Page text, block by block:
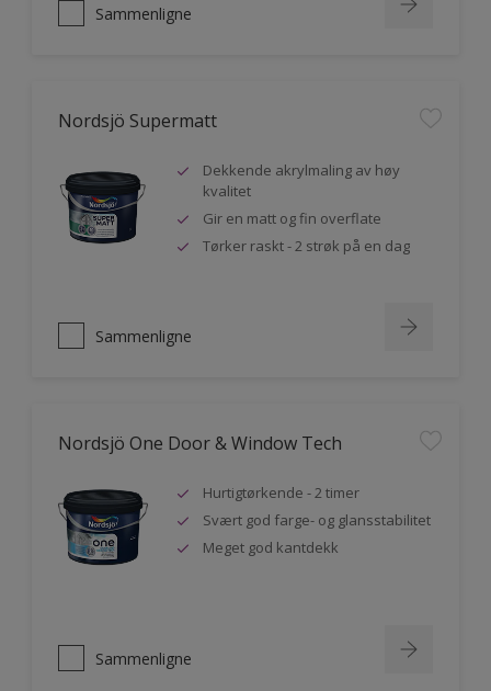
Sammenligne
Nordsjö Supermatt
Dekkende akrylmaling av høy
kvalitet
Gir en matt og fin overflate
Tørker raskt - 2 strøk på en dag
Sammenligne
Nordsjö One Door & Window Tech
Hurtigtørkende - 2 timer
Svært god farge- og glansstabilitet
Meget god kantdekk
Sammenligne